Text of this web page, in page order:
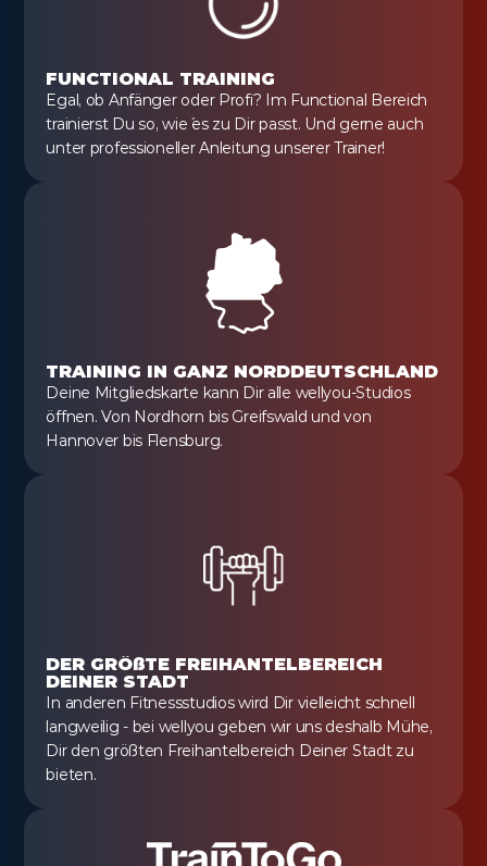
FUNCTIONAL TRAINING
Egal, ob Anfänger oder Profi? Im Functional Bereich
trainierst Du so, wie´ es zu Dir passt. Und gerne auch
unter professioneller Anleitung unserer Trainer!
TRAINING IN GANZ NORDDEUTSCHLAND
Deine Mitgliedskarte kann Dir alle wellyou-Studios
öffnen. Von Nordhorn bis Greifswald und von
Hannover bis Flensburg.
DER GRÖßTE FREIHANTELBEREICH
DEINER STADT
In anderen Fitnessstudios wird Dir vielleicht schnell
langweilig - bei wellyou geben wir uns deshalb Mühe,
Dir den größten Freihantelbereich Deiner Stadt zu
bieten.